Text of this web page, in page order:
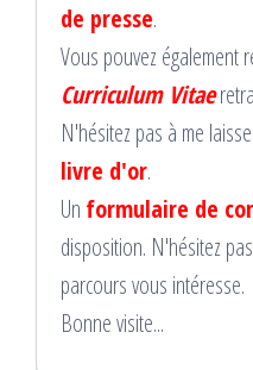
de presse.
Vous pouvez également
Curriculum Vitae
N'hésitez pas à me
livre d'or.
Un formulaire de
disposition. N'hésitez
parcours vous intéresse.
Bonne visite...